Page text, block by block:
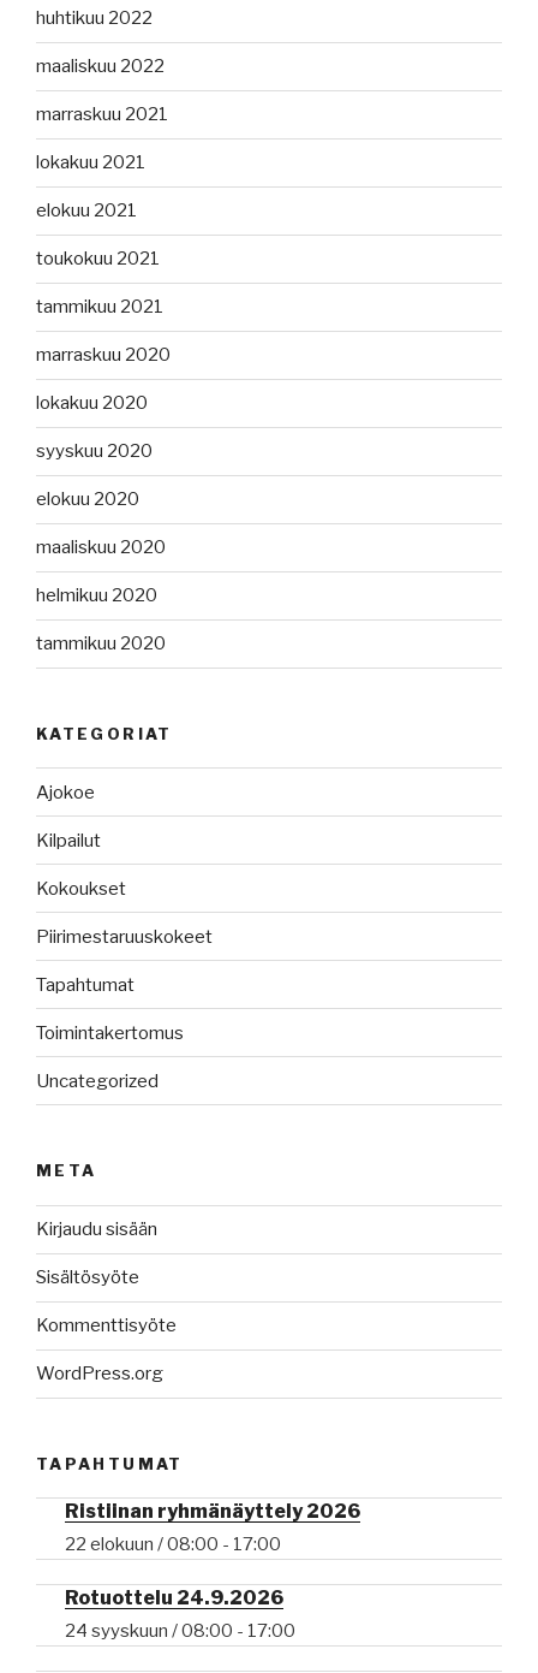
huhtikuu 2022
maaliskuu 2022
marraskuu 2021
lokakuu 2021
elokuu 2021
toukokuu 2021
tammikuu 2021
marraskuu 2020
lokakuu 2020
syyskuu 2020
elokuu 2020
maaliskuu 2020
helmikuu 2020
tammikuu 2020
KATEGORIAT
Ajokoe
Kilpailut
Kokoukset
Piirimestaruuskokeet
Tapahtumat
Toimintakertomus
Uncategorized
META
Kirjaudu sisään
Sisältösyöte
Kommenttisyöte
WordPress.org
TAPAHTUMAT
Ristiinan ryhmänäyttely 2026
22 elokuun / 08:00 - 17:00
Rotuottelu 24.9.2026
24 syyskuun / 08:00 - 17:00